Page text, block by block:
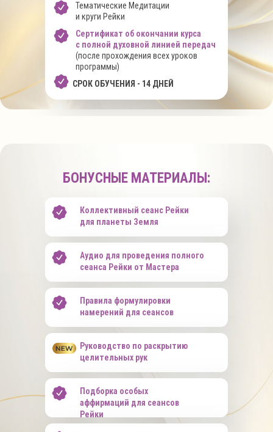
СРОК ОБУЧЕНИЯ - 14 ДНЕЙ
Тематические Медитации
и круги Рейки
Сертификат об окончании курса
с полной духовной линией передач
(после прохождения всех уроков
программы)
Коллективный сеанс Рейки
для планеты Земля
Аудио для проведения полного
сеанса Рейки от Мастера
Правила формулировки
намерений для сеансов
Руководство по раскрытию
целительных рук
Подборка особых
аффирмаций для сеансов
Рейки
БОНУСНЫЕ МАТЕРИАЛЫ: